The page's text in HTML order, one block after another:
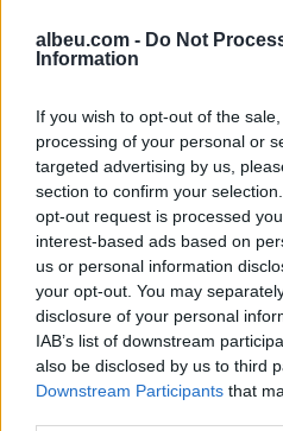
albeu.com - Do Not
Information
If you wish to opt-out of the
processing of your personal or
targeted advertising by us,
section to confirm your
opt-out request is processed
interest-based ads based on
us or personal information
your opt-out. You may
disclosure of your personal
IAB’s list of downstream
also be disclosed by us to third
Downstream Participants that
të Tiranës, arrestohet
Renardo Nallbani në
Zjarri në Krujë përhapet
më tej, evakuohen
banorët e Barabit–Lluban,
raportohen shpërthime
armatimesh
i